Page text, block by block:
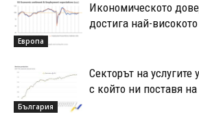
Европа
Икономическото
достига най-
България
Секторът на услугите
с който ни поставя